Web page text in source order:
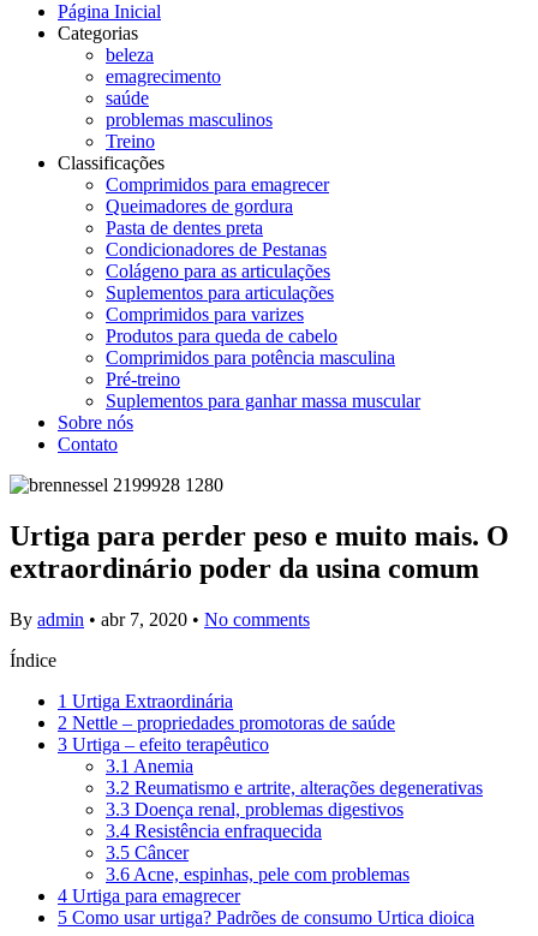
Página Inicial
Categorias
beleza
emagrecimento
saúde
problemas masculinos
Treino
Classificações
Comprimidos para emagrecer
Queimadores de gordura
Pasta de dentes preta
Condicionadores de Pestanas
Colágeno para as articulações
Suplementos para articulações
Comprimidos para varizes
Produtos para queda de cabelo
Comprimidos para potência masculina
Pré-treino
Suplementos para ganhar massa muscular
Sobre nós
Contato
Urtiga para perder peso e muito mais. O
extraordinário poder da usina comum
By admin • abr 7, 2020 • No comments
Índice
1 Urtiga Extraordinária
2 Nettle – propriedades promotoras de saúde
3 Urtiga – efeito terapêutico
3.1 Anemia
3.2 Reumatismo e artrite, alterações degenerativas
3.3 Doença renal, problemas digestivos
3.4 Resistência enfraquecida
3.5 Câncer
3.6 Acne, espinhas, pele com problemas
4 Urtiga para emagrecer
5 Como usar urtiga? Padrões de consumo Urtica dioica